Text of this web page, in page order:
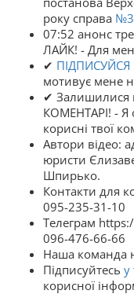
року справа
07:52 анонс
ЛАЙК! - Для
✔
мотивує мене
✔ Залишилися
КОМЕНТАРІ! - Я
корисні твої
Автори відео:
юристи
Шпирько.
Контакти для
095-235-31-10
Телеграм
096-476-66-66
Наша команда
Підписуйтесь у
корисної